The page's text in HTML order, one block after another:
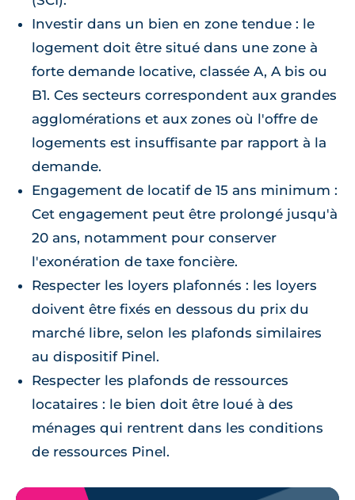
Investir dans un bien en zone tendue : le
logement doit être situé dans une zone à
forte demande locative, classée A, A bis ou
B1. Ces secteurs correspondent aux grandes
agglomérations et aux zones où l'offre de
logements est insuffisante par rapport à la
demande.
Engagement de locatif de 15 ans minimum :
Cet engagement peut être prolongé jusqu'à
20 ans, notamment pour conserver
l'exonération de taxe foncière.
Respecter les loyers plafonnés : les loyers
doivent être fixés en dessous du prix du
marché libre, selon les plafonds similaires
au dispositif Pinel.
Respecter les plafonds de ressources
locataires : le bien doit être loué à des
ménages qui rentrent dans les conditions
de ressources Pinel.